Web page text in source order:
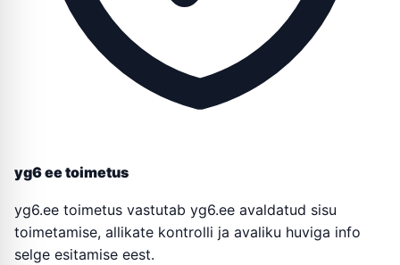
yg6 ee toimetus
yg6.ee toimetus vastutab yg6.ee avaldatud sisu
toimetamise, allikate kontrolli ja avaliku huviga info
selge esitamise eest.